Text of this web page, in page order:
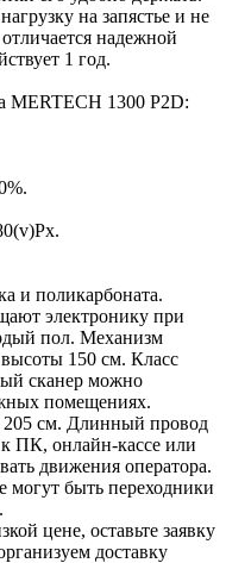
на запястье и не
надежной
1 год.
MERTECH 1300 P2D:
и поликарбоната.
электронику при
пол. Механизм
150 см. Класс
сканер можно
помещениях.
205 см. Длинный провод
ПК, онлайн-кассе или
движения оператора.
могут быть переходники
цене, оставьте заявку
доставку